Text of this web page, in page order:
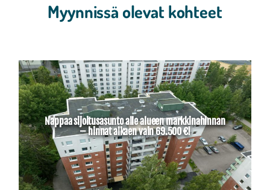
Myynnissä olevat kohteet
Nappaa sijoitusasunto alle alueen markkinahinnan
– hinnat alkaen vain 69.500 €!